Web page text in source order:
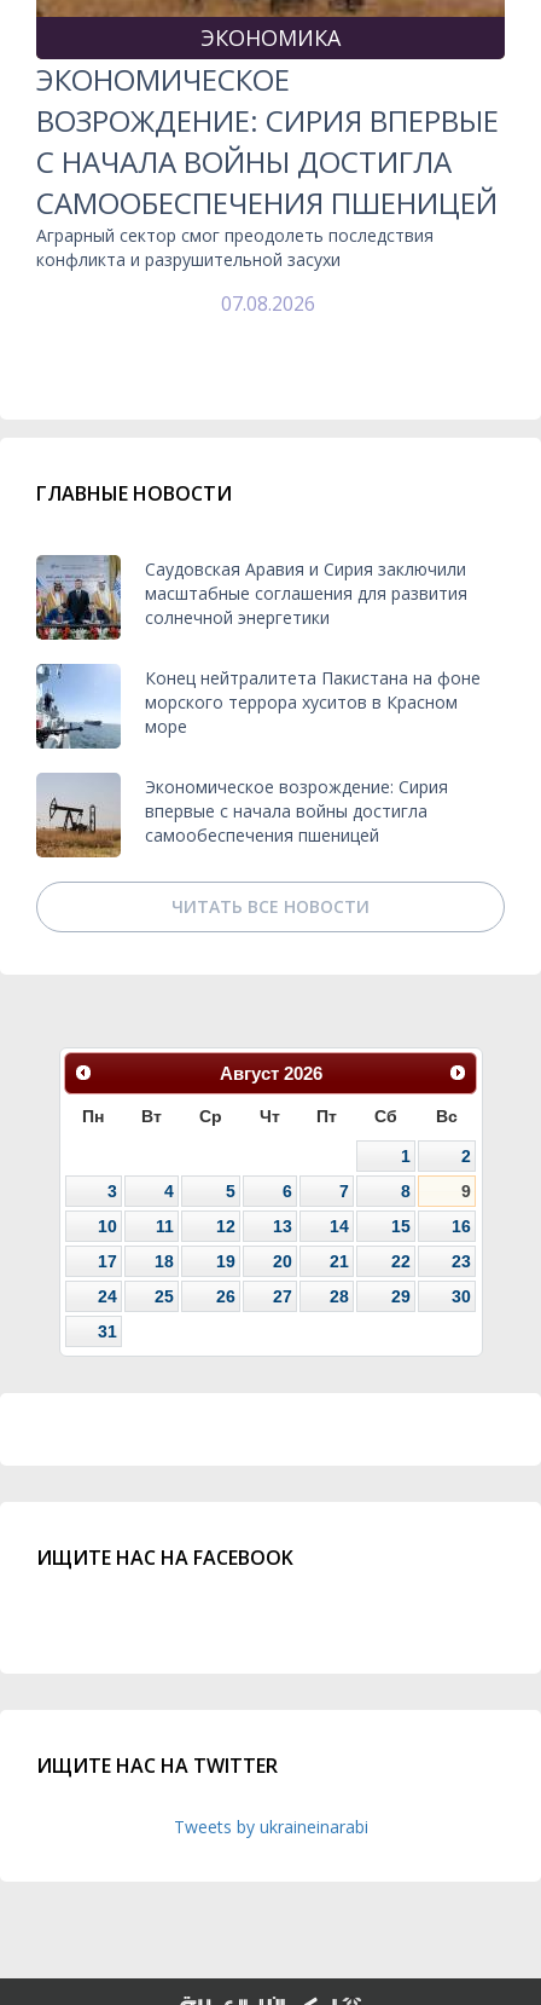
ЭКОНОМИКА
ЭКОНОМИЧЕСКОЕ
ВОЗРОЖДЕНИЕ: СИРИЯ ВПЕРВЫЕ
С НАЧАЛА ВОЙНЫ ДОСТИГЛА
САМООБЕСПЕЧЕНИЯ ПШЕНИЦЕЙ
Аграрный сектор смог преодолеть последствия
конфликта и разрушительной засухи
07.08.2026
ГЛАВНЫЕ НОВОСТИ
Саудовская Аравия и Сирия заключили
масштабные соглашения для развития
солнечной энергетики
Конец нейтралитета Пакистана на фоне
морского террора хуситов в Красном
море
Экономическое возрождение: Сирия
впервые с начала войны достигла
самообеспечения пшеницей
ЧИТАТЬ ВСЕ НОВОСТИ
Август 2026
Пн Вт Ср Чт Пт Сб Вс
1
2
3
4 5 6 7 8
9
10
11 12 13 14 15
16
17
18 19 20 21 22
23
24
25 26 27 28 29
30
31
ИЩИТЕ НАС НА FACEBOOK
ИЩИТЕ НАС НА TWITTER
Tweets by ukraineinarabi